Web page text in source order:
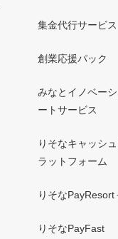
集金代行サービス
創業応援パック
みなとイノベー
ートサービス
りそなキャッシ
ラットフォーム
りそなPayResort
りそなPayFast